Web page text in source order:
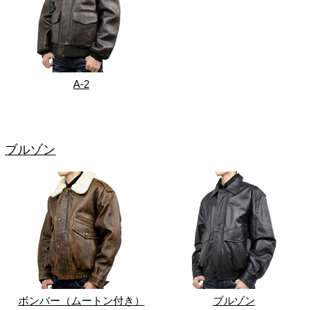
A-2
ブルゾン
ボンバー（ムートン付き） ブルゾン